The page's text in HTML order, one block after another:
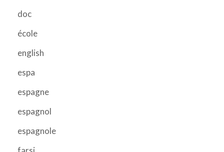
doc
école
english
espa
espagne
espagnol
espagnole